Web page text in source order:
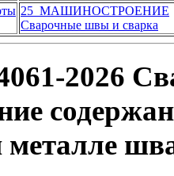
25 МАШИНОСТРОЕНИЕ
Сварочные швы и сварка
2026
металле